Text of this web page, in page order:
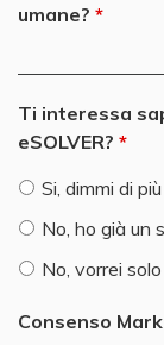
umane?
Ti interessa
eSOLVER?
Si, dimmi di più
No, ho già un
No, vorrei
Consenso